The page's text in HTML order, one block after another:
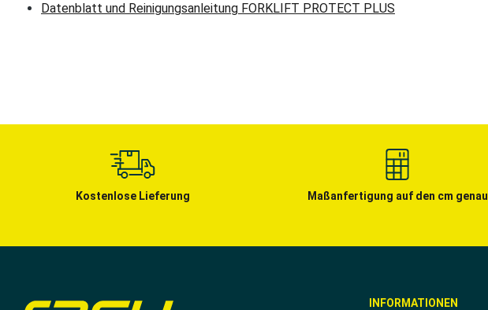
Datenblatt und Reinigungsanleitung FORKLIFT PROTECT PLUS
Kostenlose Lieferung Maßanfertigung auf den cm genau
INFORMATIONEN